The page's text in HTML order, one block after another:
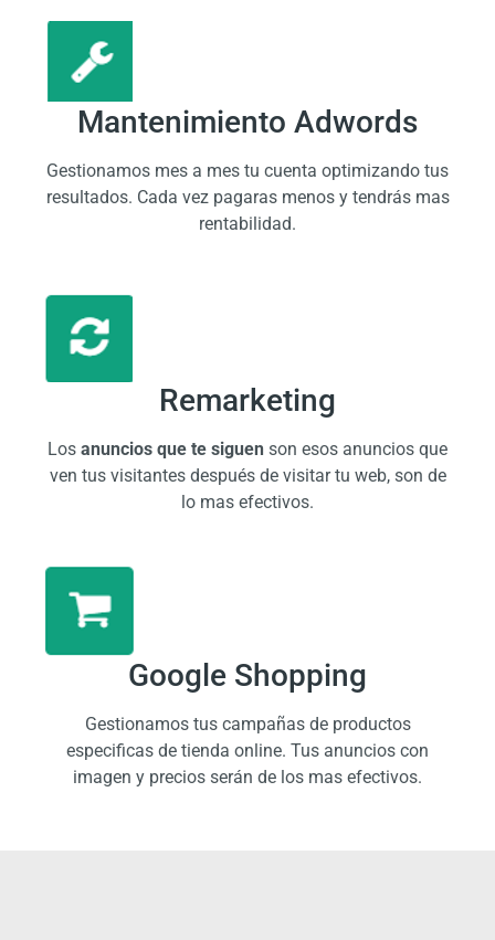
Mantenimiento Adwords
Gestionamos mes a mes tu cuenta optimizando tus
resultados. Cada vez pagaras menos y tendrás mas
rentabilidad.
Remarketing
Los anuncios que te siguen son esos anuncios que
ven tus visitantes después de visitar tu web, son de
lo mas efectivos.
Google Shopping
Gestionamos tus campañas de productos
especificas de tienda online. Tus anuncios con
imagen y precios serán de los mas efectivos.